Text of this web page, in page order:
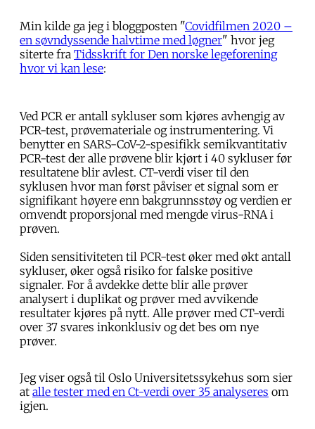
Min kilde ga jeg i bloggposten "Covidfilmen 2020 –
en søvndyssende halvtime med løgner" hvor jeg
siterte fra Tidsskrift for Den norske legeforening
hvor vi kan lese:
Ved PCR er antall sykluser som kjøres avhengig av
PCR-test, prøvemateriale og instrumentering. Vi
benytter en SARS-CoV-2-spesifikk semikvantitativ
PCR-test der alle prøvene blir kjørt i 40 sykluser før
resultatene blir avlest. CT-verdi viser til den
syklusen hvor man først påviser et signal som er
signifikant høyere enn bakgrunnsstøy og verdien er
omvendt proporsjonal med mengde virus-RNA i
prøven.
Siden sensitiviteten til PCR-test øker med økt antall
sykluser, øker også risiko for falske positive
signaler. For å avdekke dette blir alle prøver
analysert i duplikat og prøver med avvikende
resultater kjøres på nytt. Alle prøver med CT-verdi
over 37 svares inkonklusiv og det bes om nye
prøver.
Jeg viser også til Oslo Universitetssykehus som sier
at alle tester med en Ct-verdi over 35 analyseres om
igjen.